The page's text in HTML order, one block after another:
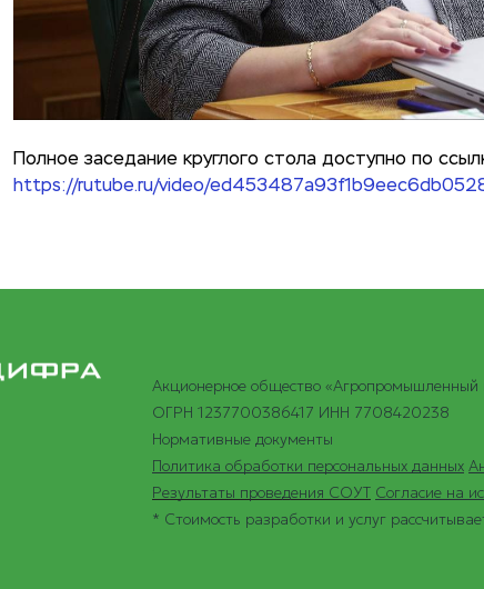
Полное заседание круглого стола доступно по
https://rutube.ru/video/
Акционерное общество
ОГРН 1237700386417 ИНН 7708420238
Нормативные документы
Политика обработки персональных данных
Результаты проведения СОУТ Согласие на
* Стоимость разработки и услуг